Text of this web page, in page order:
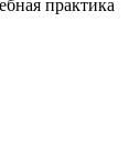
практика